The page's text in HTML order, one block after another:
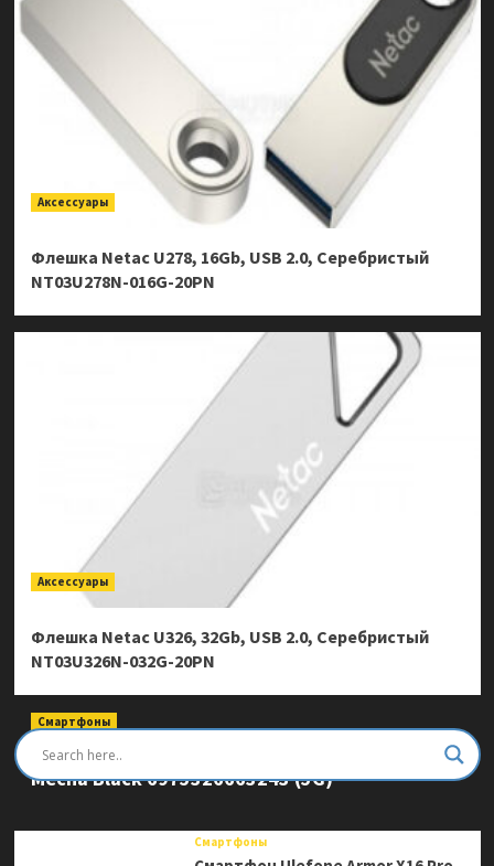
Аксессуары
Флешка Netac U278, 16Gb, USB 2.0, Серебристый
NT03U278N-016G-20PN
Аксессуары
Флешка Netac U326, 32Gb, USB 2.0, Серебристый
NT03U326N-032G-20PN
Смартфоны
Смартфон Ulefone Armor Mini 20 Pro 8/256Gb
Mecha Black 6975326663243 (5G)
Смартфоны